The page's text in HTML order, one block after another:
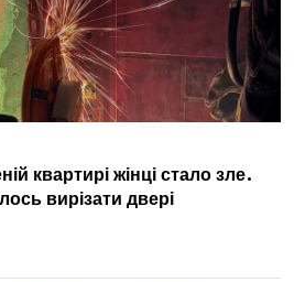
квартирі жінці стало зле.
вирізати двері